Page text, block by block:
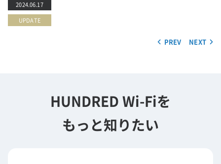
2024.06.17
UPDATE
PREV NEXT
HUNDRED Wi-Fiを
もっと知りたい